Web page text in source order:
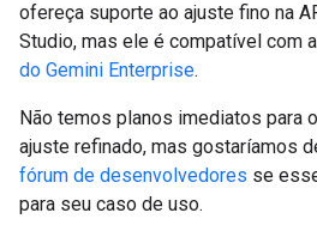
ofereça suporte ao ajuste fino na
Studio, mas ele é compatível com a
do Gemini Enterprise.
Não temos planos imediatos para
ajuste refinado, mas gostaríamos
fórum de desenvolvedores se
para seu caso de uso.